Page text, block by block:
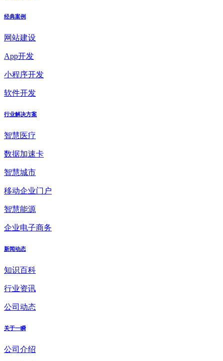
经典案例
网站建设
App开发
小程序开发
软件开发
行业解决方案
智慧医疗
数据加速卡
智慧城市
移动企业门户
智慧能源
企业电子商务
新闻动态
知识百科
行业资讯
公司动态
关于一瞬
公司介绍